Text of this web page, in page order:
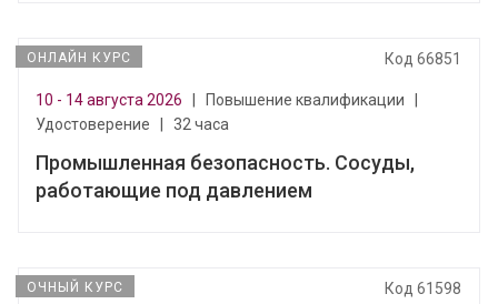
ОНЛАЙН КУРС Код 66851
10 - 14 августа 2026 Повышение квалификации
Удостоверение
32 часа
Промышленная безопасность. Сосуды,
работающие под давлением
ОЧНЫЙ КУРС Код 61598